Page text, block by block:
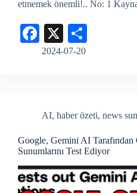
etmemek önemli!.. No: 1
Fa
ce
X
2024-07-20
AI, haber özeti, news
Google, Gemini AI
Sunumlarını Test Ediyor